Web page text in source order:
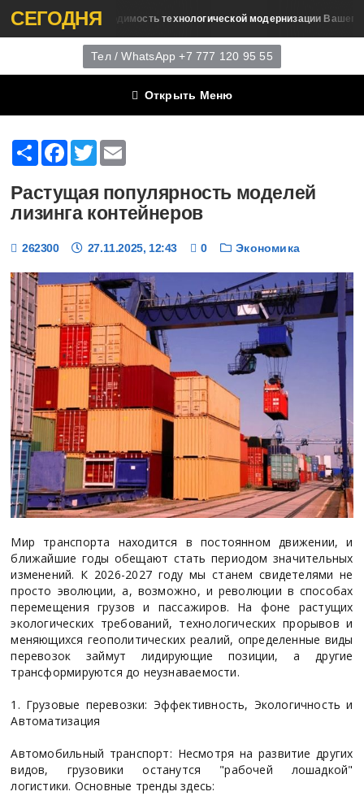
СЕГОДНЯ
Необходимость технологической модернизации Вашего склада
Тел / WhatsApp +7 777 120 95 55
Открыть Меню
ShareFacebook
Twitter
Растущая популярность моделей
лизинга контейнеров
262300 27.11.2025, 12:43 0 Экономика
Мир транспорта находится в постоянном движении, и
ближайшие годы обещают стать периодом значительных
изменений. К 2026-2027 году мы станем свидетелями не
просто эволюции, а, возможно, и революции в способах
перемещения грузов и пассажиров. На фоне растущих
экологических требований, технологических прорывов и
меняющихся геополитических реалий, определенные виды
перевозок займут лидирующие позиции, а другие
трансформируются до неузнаваемости.
1. Грузовые перевозки: Эффективность, Экологичность и
Автоматизация
Автомобильный транспорт: Несмотря на развитие других
видов, грузовики останутся "рабочей лошадкой"
логистики. Основные тренды здесь: